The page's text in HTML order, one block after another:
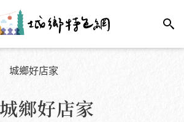
城鄉好店家
城鄉好店家